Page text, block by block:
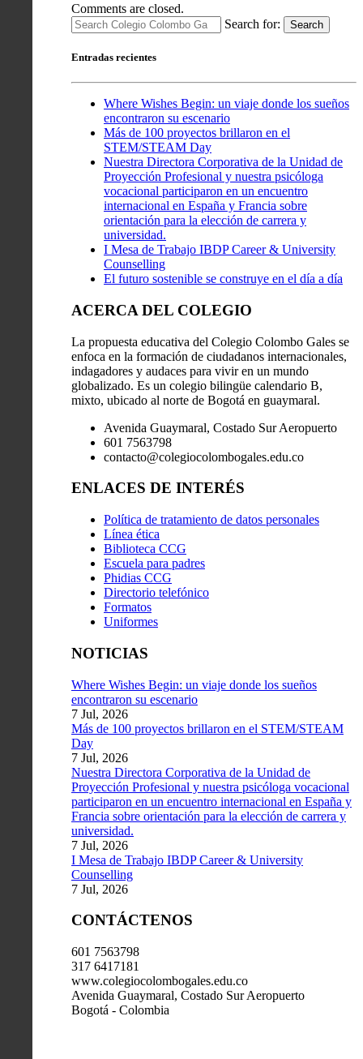
Comments are closed.
Search for:
Search
Entradas recientes
Where Wishes Begin: un viaje donde los sueños
encontraron su escenario
Más de 100 proyectos brillaron en el
STEM/STEAM Day
Nuestra Directora Corporativa de la Unidad de
Proyección Profesional y nuestra psicóloga
vocacional participaron en un encuentro
internacional en España y Francia sobre
orientación para la elección de carrera y
universidad.
I Mesa de Trabajo IBDP Career & University
Counselling
El futuro sostenible se construye en el día a día
ACERCA DEL COLEGIO
La propuesta educativa del Colegio Colombo Gales se
enfoca en la formación de ciudadanos internacionales,
indagadores y audaces para vivir en un mundo
globalizado. Es un colegio bilingüe calendario B,
mixto, ubicado al norte de Bogotá en guaymaral.
Avenida Guaymaral, Costado Sur Aeropuerto
601 7563798
contacto@colegiocolombogales.edu.co
ENLACES DE INTERÉS
Política de tratamiento de datos personales
Línea ética
Biblioteca CCG
Escuela para padres
Phidias CCG
Directorio telefónico
Formatos
Uniformes
NOTICIAS
Where Wishes Begin: un viaje donde los sueños
encontraron su escenario
7 Jul, 2026
Más de 100 proyectos brillaron en el STEM/STEAM
Day
7 Jul, 2026
Nuestra Directora Corporativa de la Unidad de
Proyección Profesional y nuestra psicóloga vocacional
participaron en un encuentro internacional en España y
Francia sobre orientación para la elección de carrera y
universidad.
7 Jul, 2026
I Mesa de Trabajo IBDP Career & University
Counselling
7 Jul, 2026
CONTÁCTENOS
601 7563798
317 6417181
www.colegiocolombogales.edu.co
Avenida Guaymaral, Costado Sur Aeropuerto
Bogotá - Colombia